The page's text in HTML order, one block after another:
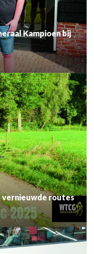
Kampioen bij
Vasser Heuvelen Classic met vernieuwde routes